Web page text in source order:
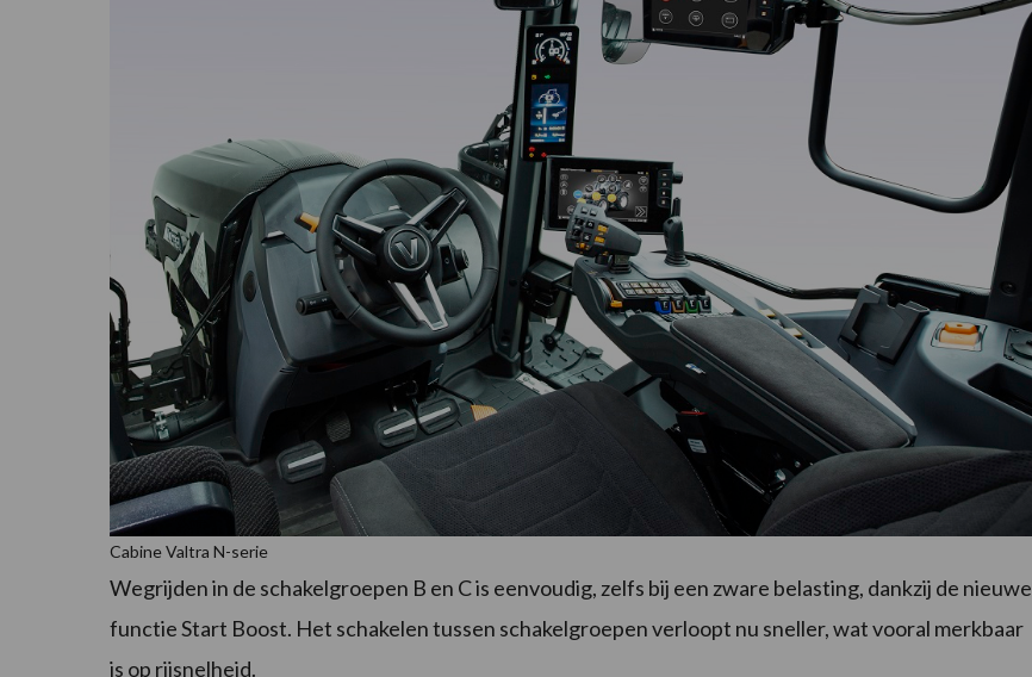
Cabine Valtra N-serie
Wegrijden in de schakelgroepen B en C is eenvoudig, zelfs bij een zware belasting, dankzij de nieuwe
functie Start Boost. Het schakelen tussen schakelgroepen verloopt nu sneller, wat vooral merkbaar
is op rijsnelheid.